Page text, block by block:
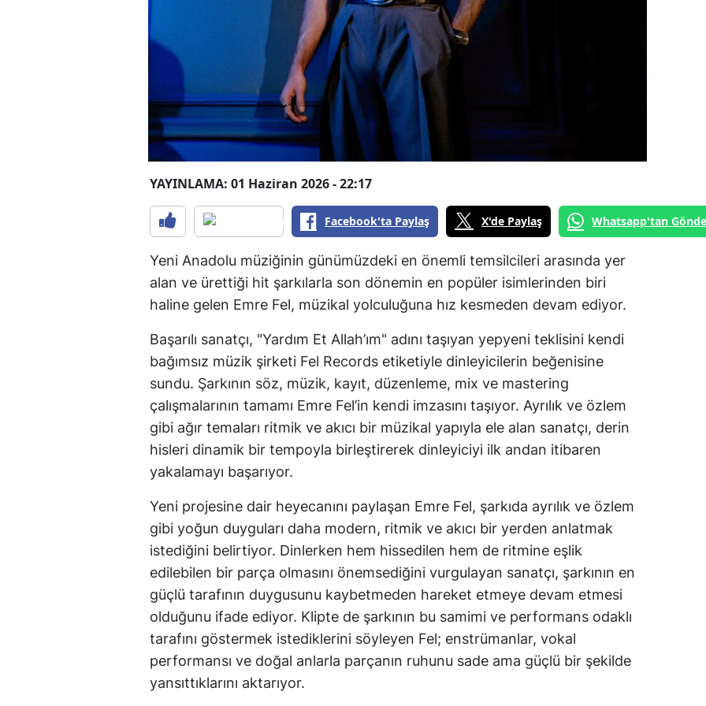
YAYINLAMA: 01 Haziran 2026 - 22:17
Facebook'ta Paylaş X'de Paylaş Whatsapp'tan
Yeni Anadolu müziğinin günümüzdeki en önemli temsilcileri arasında yer
alan ve ürettiği hit şarkılarla son dönemin en popüler isimlerinden biri
haline gelen Emre Fel, müzikal yolculuğuna hız kesmeden devam ediyor.
Başarılı sanatçı, "Yardım Et Allah’ım" adını taşıyan yepyeni teklisini kendi
bağımsız müzik şirketi Fel Records etiketiyle dinleyicilerin beğenisine
sundu. Şarkının söz, müzik, kayıt, düzenleme, mix ve mastering
çalışmalarının tamamı Emre Fel’in kendi imzasını taşıyor. Ayrılık ve özlem
gibi ağır temaları ritmik ve akıcı bir müzikal yapıyla ele alan sanatçı, derin
hisleri dinamik bir tempoyla birleştirerek dinleyiciyi ilk andan itibaren
yakalamayı başarıyor.
Yeni projesine dair heyecanını paylaşan Emre Fel, şarkıda ayrılık ve özlem
gibi yoğun duyguları daha modern, ritmik ve akıcı bir yerden anlatmak
istediğini belirtiyor. Dinlerken hem hissedilen hem de ritmine eşlik
edilebilen bir parça olmasını önemsediğini vurgulayan sanatçı, şarkının en
güçlü tarafının duygusunu kaybetmeden hareket etmeye devam etmesi
olduğunu ifade ediyor. Klipte de şarkının bu samimi ve performans odaklı
tarafını göstermek istediklerini söyleyen Fel; enstrümanlar, vokal
performansı ve doğal anlarla parçanın ruhunu sade ama güçlü bir şekilde
yansıttıklarını aktarıyor.